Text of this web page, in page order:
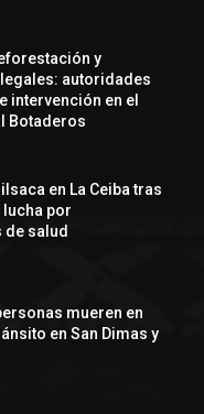
y
autoridades
intervención en el
Botaderos
en La Ceiba tras
por
salud
mueren en
en San Dimas y